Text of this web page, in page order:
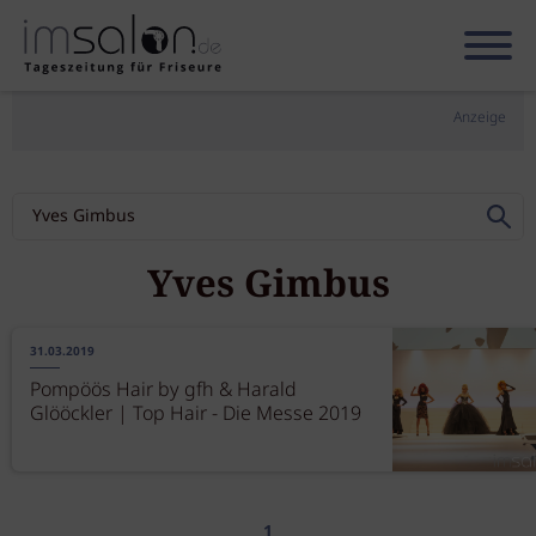
Anzeige
Yves Gimbus
31.03.2019
Pompöös Hair by gfh & Harald
Glööckler | Top Hair - Die Messe 2019